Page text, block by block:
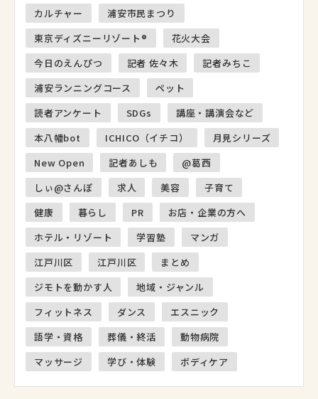
カルチャー
浦安市民まつり
東京ディズニーリゾート®
花火大会
今日のえんぴつ
記者 佐々木
記者みちこ
浦安ランニングコース
ペット
読者アンケート
SDGs
講座・講演会など
本八幡bot
ICHICO（イチコ）
月見シリーズ
New Open
記者あしも
@葛西
しぃ@さんぽ
求人 美容
子育て
健康
暮らし PR
お店・企業の方へ
ホテル・リゾート
学習塾
マンガ
江戸川区
江戸川区
まとめ
ジモトを動かす人
地域・ジャンル
フィットネス
ダンス
エスニック
語学・資格
葬儀・終活
動物病院
マッサージ
学び・体験 ボディケア